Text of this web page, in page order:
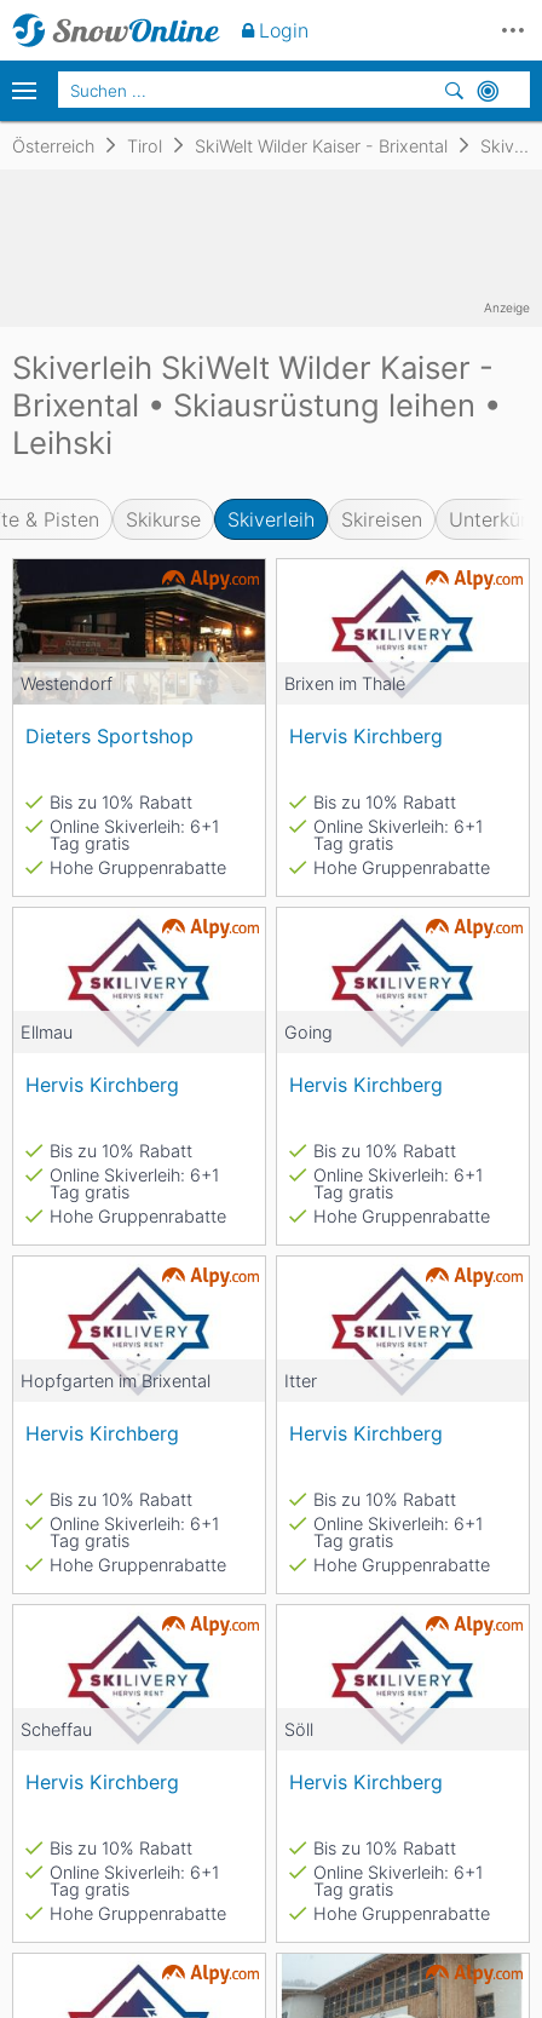
Österreich Tirol SkiWelt Wilder Kaiser - Brixental Skiverleih
Skiverleih SkiWelt Wilder Kaiser -
Brixental • Skiausrüstung leihen •
Leihski
& Pisten Skikurse Skiverleih Skireisen
Westendorf
Dieters Sportshop
Bis zu 10% Rabatt
Online Skiverleih: 6+1
Tag gratis
Hohe Gruppenrabatte
Brixen im Thale
Hervis Kirchberg
Bis zu 10% Rabatt
Online Skiverleih: 6+1
Tag gratis
Hohe Gruppenrabatte
Ellmau
Hervis Kirchberg
Bis zu 10% Rabatt
Online Skiverleih: 6+1
Tag gratis
Hohe Gruppenrabatte
Going
Hervis Kirchberg
Bis zu 10% Rabatt
Online Skiverleih: 6+1
Tag gratis
Hohe Gruppenrabatte
Hopfgarten im Brixental
Hervis Kirchberg
Bis zu 10% Rabatt
Online Skiverleih: 6+1
Tag gratis
Hohe Gruppenrabatte
Itter
Hervis Kirchberg
Bis zu 10% Rabatt
Online Skiverleih: 6+1
Tag gratis
Hohe Gruppenrabatte
Scheffau
Hervis Kirchberg
Bis zu 10% Rabatt
Online Skiverleih: 6+1
Tag gratis
Hohe Gruppenrabatte
Söll
Hervis Kirchberg
Bis zu 10% Rabatt
Online Skiverleih: 6+1
Tag gratis
Hohe Gruppenrabatte
Anzeige
Login